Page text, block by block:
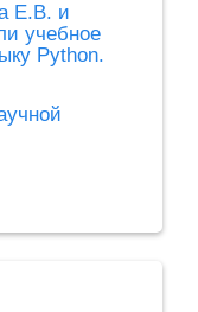
Е.В. и
учебное
Python.